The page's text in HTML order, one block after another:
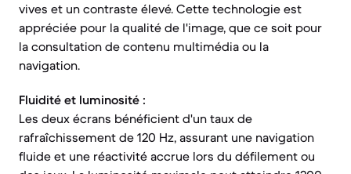
vives et un contraste élevé. Cette technologie est
appréciée pour la qualité de l'image, que ce soit pour
la consultation de contenu multimédia ou la
navigation.
Fluidité et luminosité :
Les deux écrans bénéficient d'un taux de
rafraîchissement de 120 Hz, assurant une navigation
fluide et une réactivité accrue lors du défilement ou